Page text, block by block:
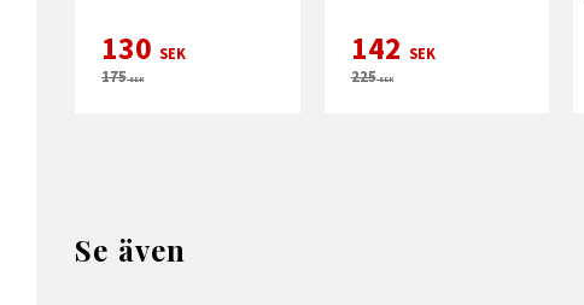
130 SEK
175SEK
142 SEK
225SEK
Se även